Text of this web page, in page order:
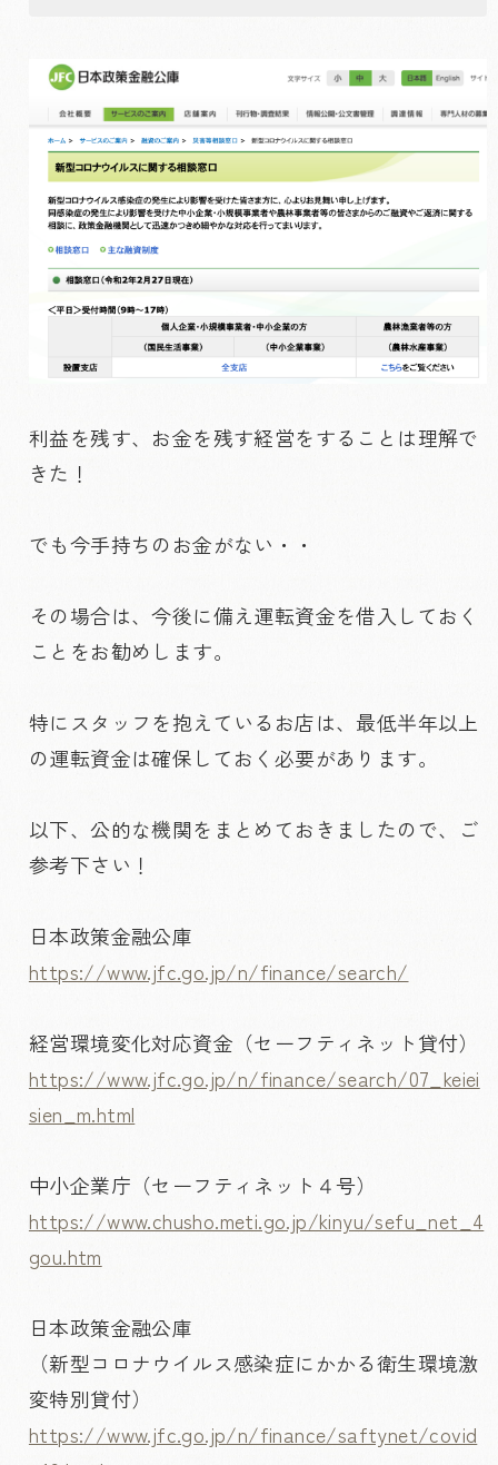
利益を残す、お金を残す経営をすることは理解で
きた！
でも今手持ちのお金がない・・
その場合は、今後に備え運転資金を借入しておく
ことをお勧めします。
特にスタッフを抱えているお店は、最低半年以上
の運転資金は確保しておく必要があります。
以下、公的な機関をまとめておきましたので、ご
参考下さい！
日本政策金融公庫
https://www.jfc.go.jp/n/finance/search/
経営環境変化対応資金（セーフティネット貸付）
https://www.jfc.go.jp/n/finance/search/07_keiei
sien_m.html
中小企業庁（セーフティネット４号）
https://www.chusho.meti.go.jp/kinyu/sefu_net_4
gou.htm
日本政策金融公庫
（新型コロナウイルス感染症にかかる衛生環境激
変特別貸付）
https://www.jfc.go.jp/n/finance/saftynet/covid